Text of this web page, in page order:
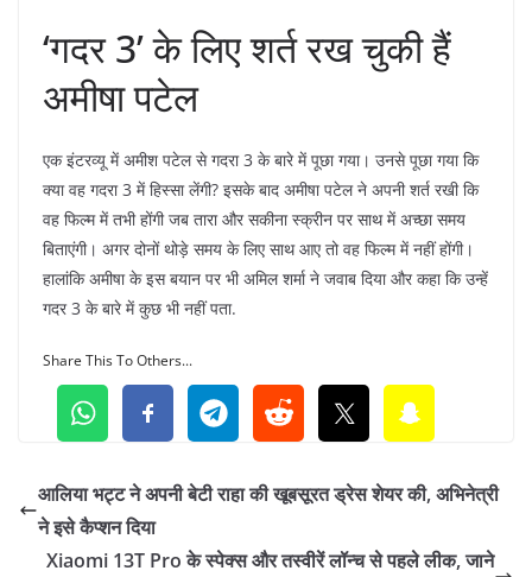
‘गदर 3’ के लिए शर्त रख चुकी हैं
अमीषा पटेल
एक इंटरव्यू में अमीश पटेल से गदरा 3 के बारे में पूछा गया। उनसे पूछा गया कि
क्या वह गदरा 3 में हिस्सा लेंगी? इसके बाद अमीषा पटेल ने अपनी शर्त रखी कि
वह फिल्म में तभी होंगी जब तारा और सकीना स्क्रीन पर साथ में अच्छा समय
बिताएंगी। अगर दोनों थोड़े समय के लिए साथ आए तो वह फिल्म में नहीं होंगी।
हालांकि अमीषा के इस बयान पर भी अमिल शर्मा ने जवाब दिया और कहा कि उन्हें
गदर 3 के बारे में कुछ भी नहीं पता.
Share This To Others...
आलिया भट्ट ने अपनी बेटी राहा की खूबसूरत ड्रेस शेयर की, अभिनेत्री
ने इसे कैप्शन दिया
Xiaomi 13T Pro के स्पेक्स और तस्वीरें लॉन्च से पहले लीक, जाने